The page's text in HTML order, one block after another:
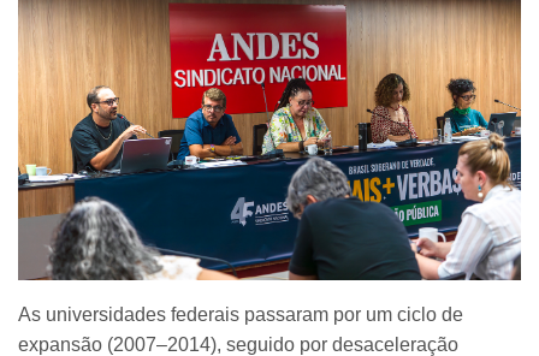
As universidades federais passaram por um ciclo de
expansão (2007–2014), seguido por desaceleração